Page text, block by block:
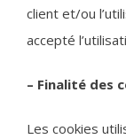
client et/ou
accepté
– Finalité des
Les cookies